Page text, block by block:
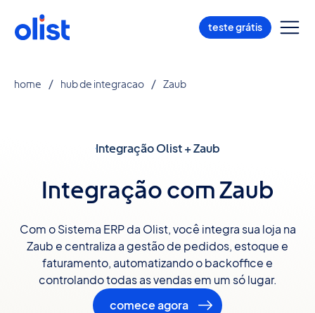
teste grátis
home hub de integracao Zaub
Integração Olist + Zaub
Integração com Zaub
Com o Sistema ERP da Olist, você integra sua loja na
Zaub e centraliza a gestão de pedidos, estoque e
faturamento, automatizando o backoffice e
controlando todas as vendas em um só lugar.
comece agora